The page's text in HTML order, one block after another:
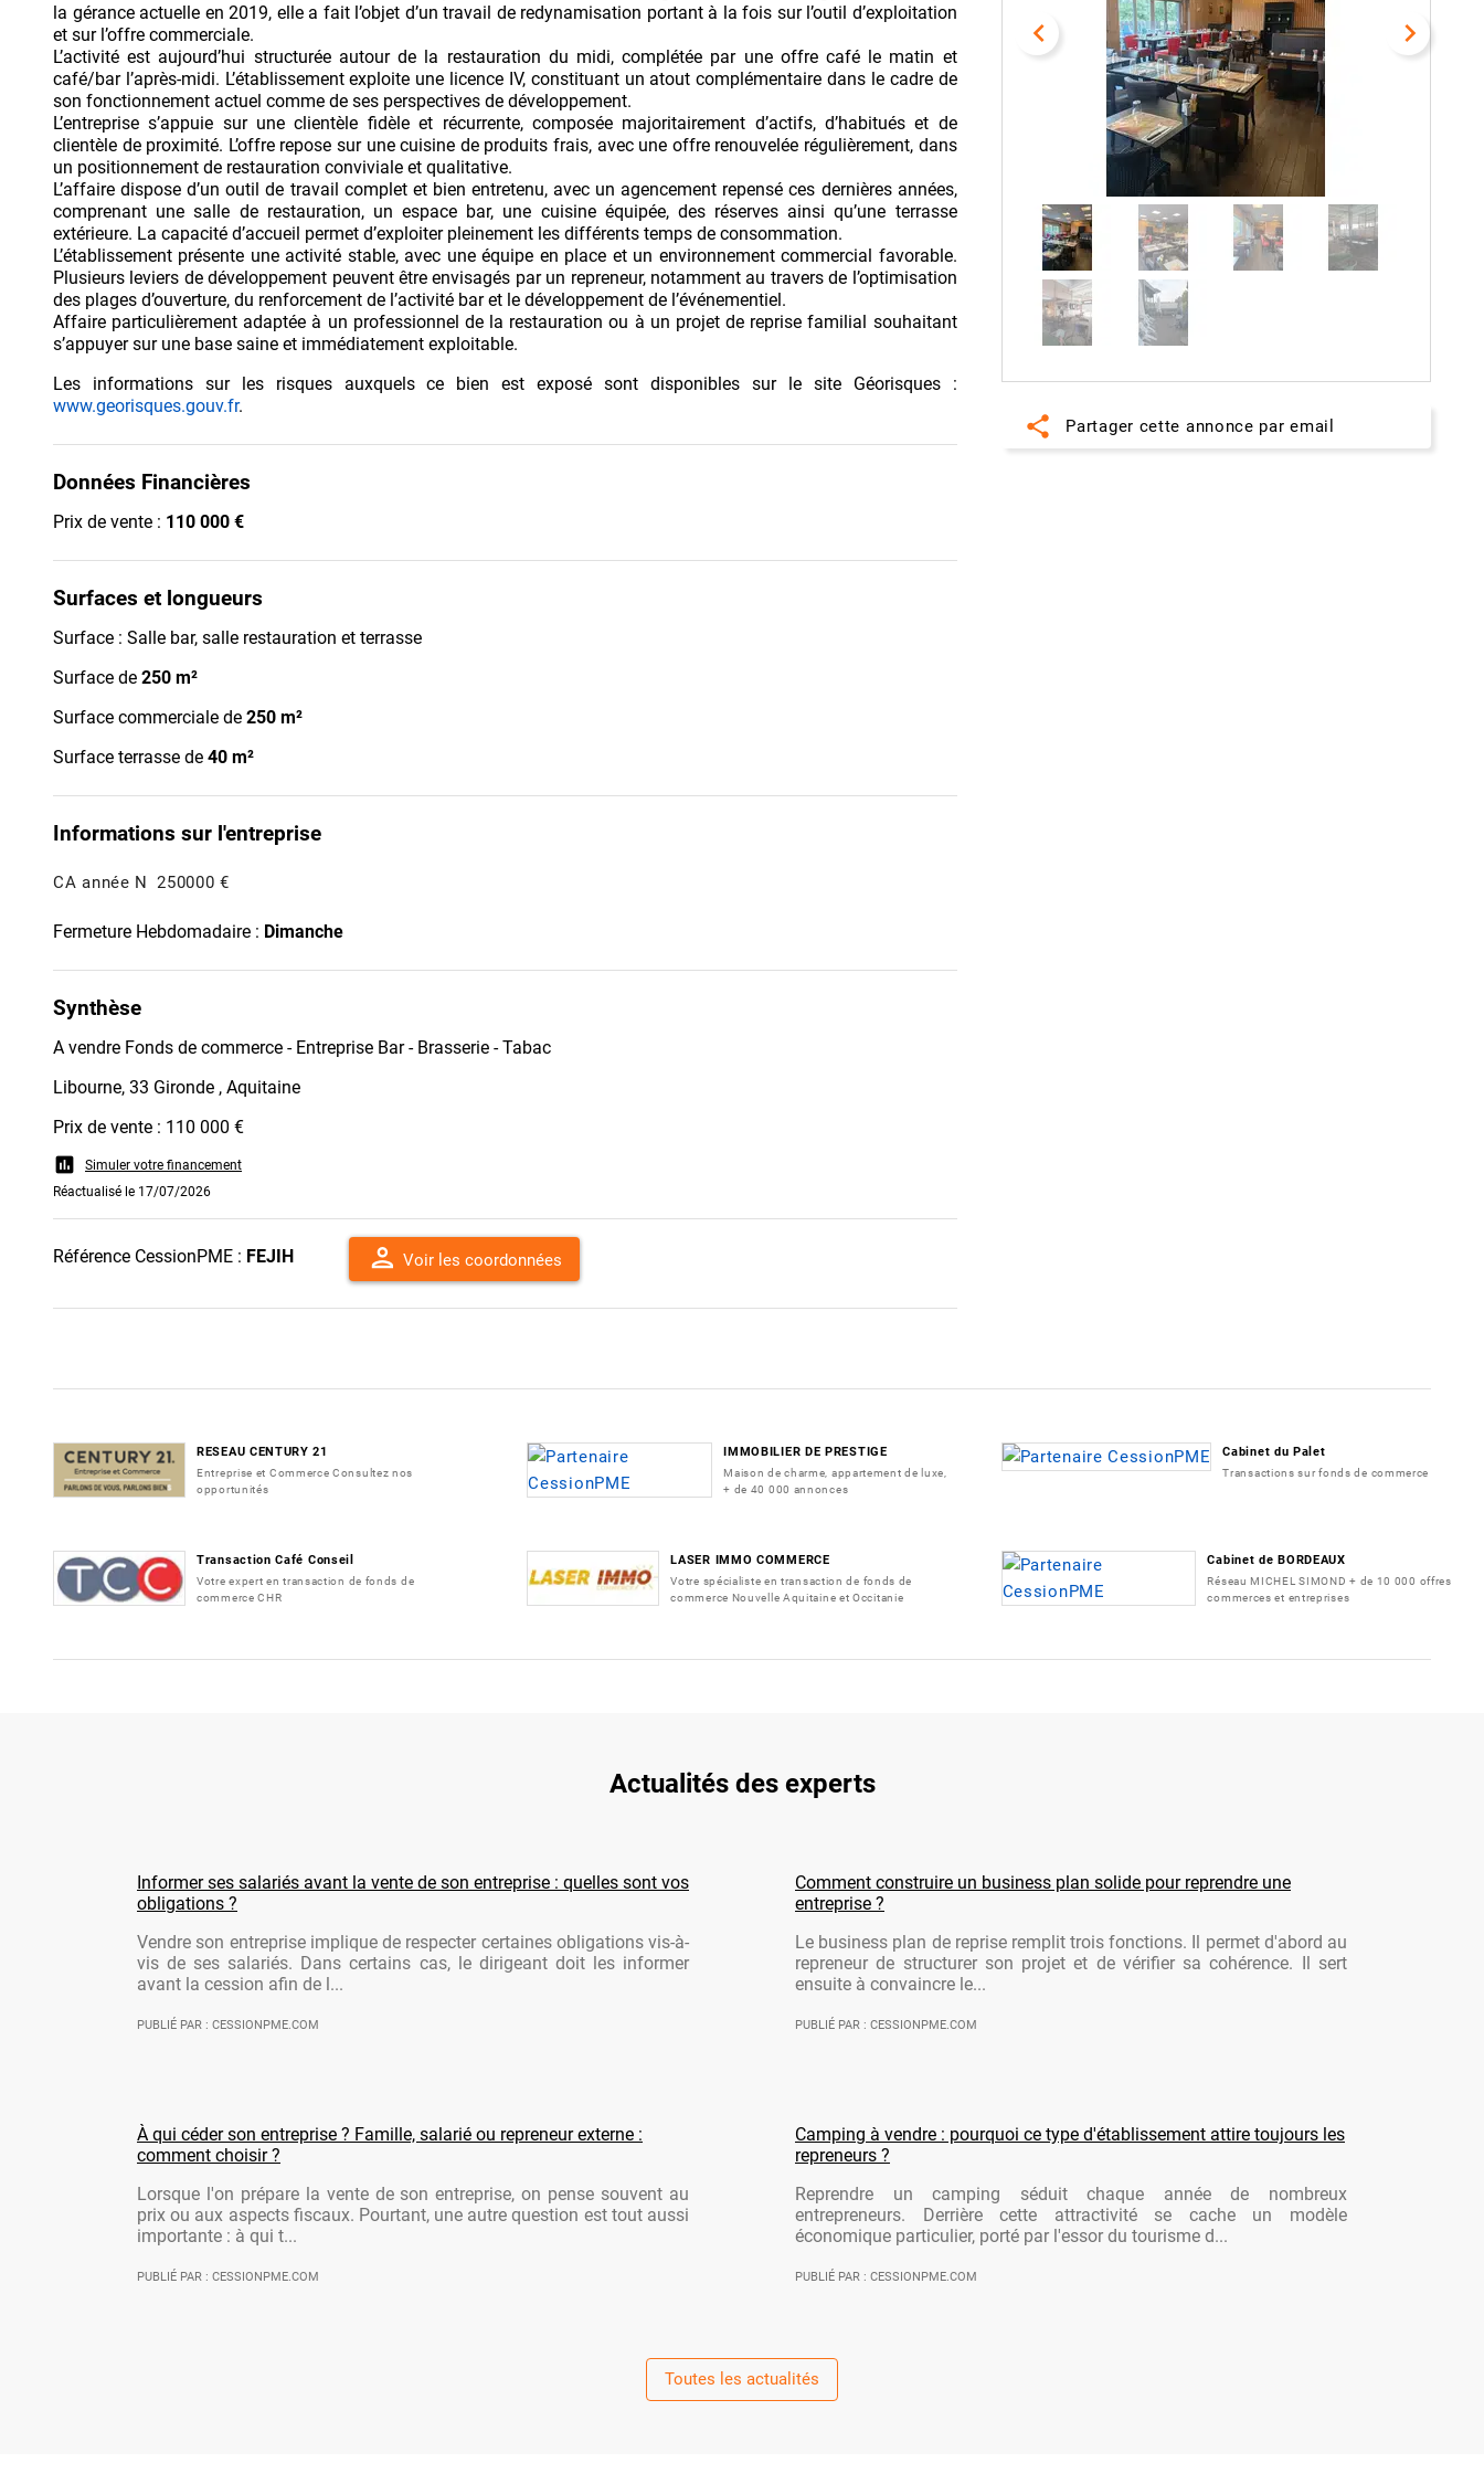
la gérance actuelle en 2019, elle a fait l’objet d’un travail de redynamisation portant à la fois sur l’outil d’exploitation
et sur l’offre commerciale.
L’activité est aujourd’hui structurée autour de la restauration du midi, complétée par une offre café le matin et
café/bar l’après-midi. L’établissement exploite une licence IV, constituant un atout complémentaire dans le cadre de
son fonctionnement actuel comme de ses perspectives de développement.
L’entreprise s’appuie sur une clientèle fidèle et récurrente, composée majoritairement d’actifs, d’habitués et de
clientèle de proximité. L’offre repose sur une cuisine de produits frais, avec une offre renouvelée régulièrement, dans
un positionnement de restauration conviviale et qualitative.
L’affaire dispose d’un outil de travail complet et bien entretenu, avec un agencement repensé ces dernières années,
comprenant une salle de restauration, un espace bar, une cuisine équipée, des réserves ainsi qu’une terrasse
extérieure. La capacité d’accueil permet d’exploiter pleinement les différents temps de consommation.
L’établissement présente une activité stable, avec une équipe en place et un environnement commercial favorable.
Plusieurs leviers de développement peuvent être envisagés par un repreneur, notamment au travers de l’optimisation
des plages d’ouverture, du renforcement de l’activité bar et le développement de l’événementiel.
Affaire particulièrement adaptée à un professionnel de la restauration ou à un projet de reprise familial souhaitant
s’appuyer sur une base saine et immédiatement exploitable.
Les informations sur les risques auxquels ce bien est exposé sont disponibles sur le site Géorisques :
www.georisques.gouv.fr.
Données Financières
Prix de vente : 110 000 €
Surfaces et longueurs
Surface : Salle bar, salle restauration et terrasse
Surface de 250 m²
Surface commerciale de 250 m²
Surface terrasse de 40 m²
Informations sur l'entreprise
CA année N 250000 €
Fermeture Hebdomadaire : Dimanche
Synthèse
A vendre Fonds de commerce - Entreprise Bar - Brasserie - Tabac
Libourne, 33 Gironde , Aquitaine
Prix de vente : 110 000 €
assessment
Simuler votre financement
Réactualisé le 17/07/2026
Référence CessionPME : FEJIH person Voir les coordonnées
navigate_before navigate_next
share Partager cette annonce par email
RESEAU CENTURY 21
Entreprise et Commerce Consultez nos
opportunités
IMMOBILIER DE PRESTIGE
Maison de charme, appartement de luxe,
+ de 40 000 annonces
Cabinet du Palet
Transactions sur fonds de commerce
Transaction Café Conseil
Votre expert en transaction de fonds de
commerce CHR
LASER IMMO COMMERCE
Votre spécialiste en transaction de fonds de
commerce Nouvelle Aquitaine et Occitanie
Cabinet de BORDEAUX
Réseau MICHEL SIMOND + de 10 000 offres
commerces et entreprises
Actualités des experts
Informer ses salariés avant la vente de son entreprise : quelles sont vos
obligations ?
Vendre son entreprise implique de respecter certaines obligations vis-à-
vis de ses salariés. Dans certains cas, le dirigeant doit les informer
avant la cession afin de l...
PUBLIÉ PAR : CESSIONPME.COM
Comment construire un business plan solide pour reprendre une
entreprise ?
Le business plan de reprise remplit trois fonctions. Il permet d'abord au
repreneur de structurer son projet et de vérifier sa cohérence. Il sert
ensuite à convaincre le...
PUBLIÉ PAR : CESSIONPME.COM
À qui céder son entreprise ? Famille, salarié ou repreneur externe :
comment choisir ?
Lorsque l'on prépare la vente de son entreprise, on pense souvent au
prix ou aux aspects fiscaux. Pourtant, une autre question est tout aussi
importante : à qui t...
PUBLIÉ PAR : CESSIONPME.COM
Camping à vendre : pourquoi ce type d'établissement attire toujours les
repreneurs ?
Reprendre un camping séduit chaque année de nombreux
entrepreneurs. Derrière cette attractivité se cache un modèle
économique particulier, porté par l'essor du tourisme d...
PUBLIÉ PAR : CESSIONPME.COM
Toutes les actualités